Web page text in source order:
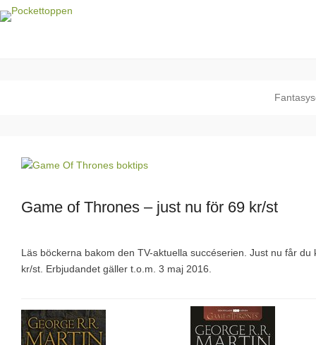
Game of Thrones – just nu för 69 kr/st
Läs böckerna bakom den TV-aktuella succéserien. Just nu får
kr/st. Erbjudandet gäller t.o.m. 3 maj 2016.